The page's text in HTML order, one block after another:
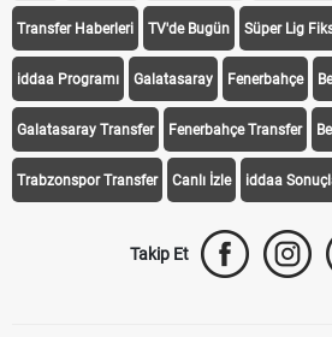
Transfer Haberleri TV'de Bugün Süper Lig
iddaa Programı Galatasaray Fenerbahçe
Galatasaray Transfer Fenerbahçe Transfer
Trabzonspor Transfer Canlı İzle iddaa
Takip Et